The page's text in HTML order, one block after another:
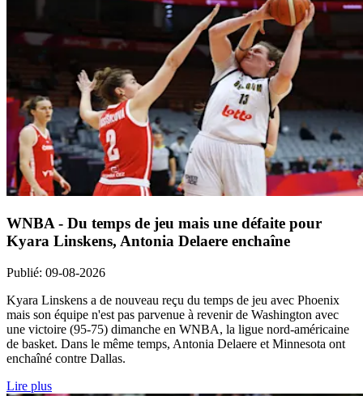
WNBA - Du temps de jeu mais une défaite pour
Kyara Linskens, Antonia Delaere enchaîne
Publié: 09-08-2026
Kyara Linskens a de nouveau reçu du temps de jeu avec Phoenix
mais son équipe n'est pas parvenue à revenir de Washington avec
une victoire (95-75) dimanche en WNBA, la ligue nord-américaine
de basket. Dans le même temps, Antonia Delaere et Minnesota ont
enchaîné contre Dallas.
Lire plus